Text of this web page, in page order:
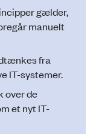
gælder,
manuelt
fra
IT-systemer.
over de
et nyt IT-